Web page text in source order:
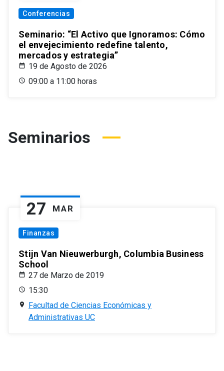
Conferencias
Seminario: “El Activo que Ignoramos: Cómo
el envejecimiento redefine talento,
mercados y estrategia”
19 de Agosto de 2026
09:00 a 11:00 horas
Seminarios
27 MAR
Finanzas
Stijn Van Nieuwerburgh, Columbia Business
School
27 de Marzo de 2019
15:30
Facultad de Ciencias Económicas y
Administrativas UC